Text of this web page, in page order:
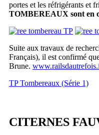
portes et les réfrigérants et
TOMBEREAUX sont en
Suite aux travaux de
Français), il est confirmé
Brune.
TP Tombereaux (Série 1)
CITERNES